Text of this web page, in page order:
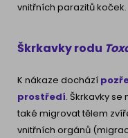
vnitřních parazitů koček.
Škrkavky rodu
K nákaze dochází
prostředí. Škrkavky
také migrovat tělem
vnitřních orgánů